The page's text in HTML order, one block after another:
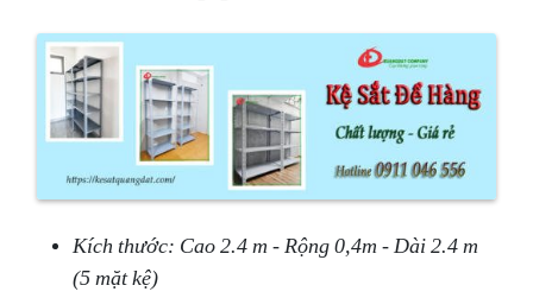
Kích thước: Cao 2.4 m - Rộng 0,4m - Dài 2.4 m
(5 mặt kệ)